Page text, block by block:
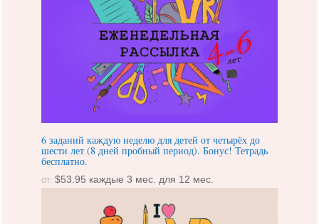
6 заданий каждую неделю для детей от четырёх до
шести лет (8 дней пробный период). Бонус! Тетрадь
бесплатно.
ОТ:$53.95 каждые 3 мес. для 12 мес.